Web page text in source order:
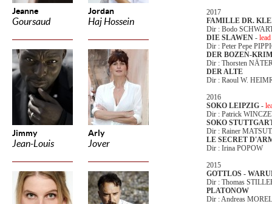
Jeanne
Goursaud
Jordan
Haj Hossein
Jimmy
Jean-Louis
Arly
Jover
2017
FAMILLE DR.
Dir : Bodo
DIE SLAWEN -
Dir : Peter Pepe
DER BOZEN-
Dir : Thorsten
DER ALTE
Dir : Raoul W.
2016
SOKO LEIPZIG -
Dir : Patrick
SOKO
Dir : Rainer
LE SECRET
Dir : Irina POPOW
2015
GOTTLOS -
Dir : Thomas
PLATONOW
Dir : Andreas